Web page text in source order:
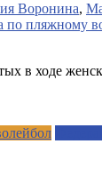
Воронина,
пляжному
в ходе